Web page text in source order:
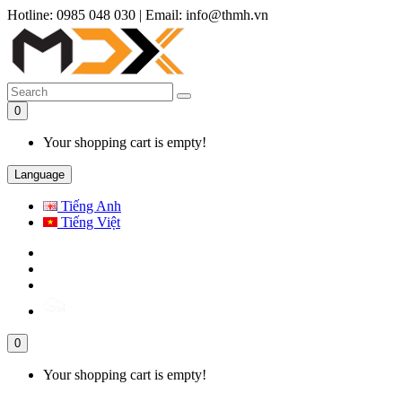
Hotline: 0985 048 030 | Email: info@thmh.vn
0
Your shopping cart is empty!
Language
Tiếng Anh
Tiếng Việt
0
Your shopping cart is empty!